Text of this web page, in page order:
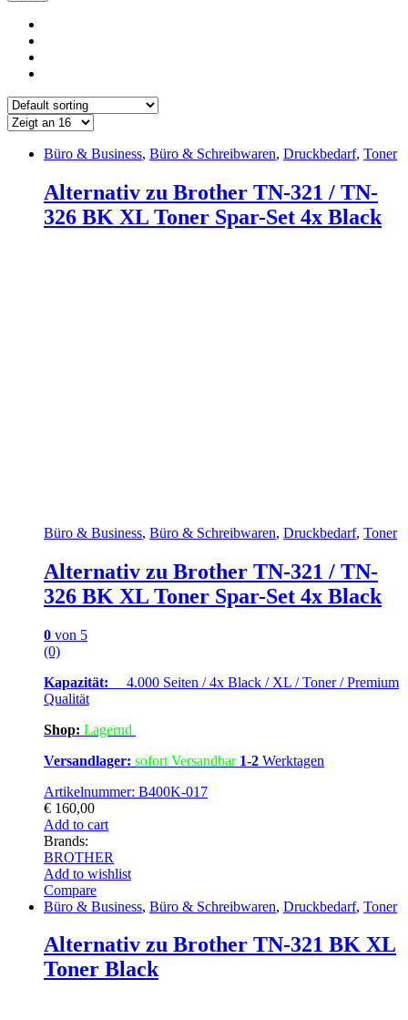
Büro & Business, Büro & Schreibwaren, Druckbedarf, Toner
Alternativ zu Brother TN-321 / TN-
326 BK XL Toner Spar-Set 4x Black
Büro & Business, Büro & Schreibwaren, Druckbedarf, Toner
Alternativ zu Brother TN-321 / TN-
326 BK XL Toner Spar-Set 4x Black
0 von 5
(0)
Kapazität: 4.000 Seiten / 4x Black / XL / Toner / Premium
Qualität
Shop: Lagernd
Versandlager: sofort Versandbar 1-2 Werktagen
Artikelnummer: B400K-017
€ 160,00
Add to cart
Brands:
BROTHER
Add to wishlist
Compare
Büro & Business, Büro & Schreibwaren, Druckbedarf, Toner
Alternativ zu Brother TN-321 BK XL
Toner Black